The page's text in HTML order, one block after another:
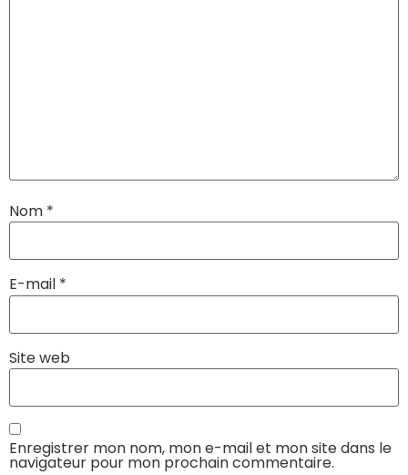
Nom *
E-mail *
Site web
Enregistrer mon nom, mon e-mail et mon site dans le
navigateur pour mon prochain commentaire.